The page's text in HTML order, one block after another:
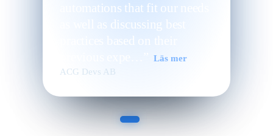
automations that fit our needs
as well as discussing best
practices based on their
Läs mer
ACG Devs AB